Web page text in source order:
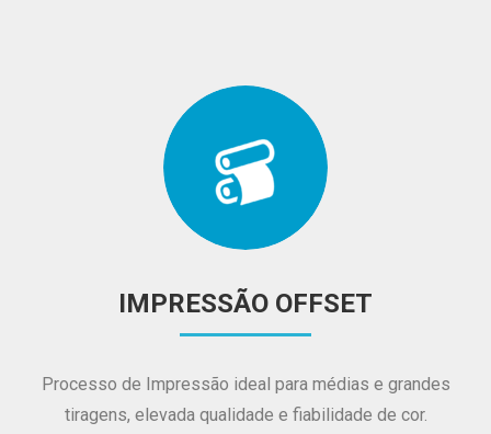
IMPRESSÃO OFFSET
Processo de Impressão ideal para médias e grandes
tiragens, elevada qualidade e fiabilidade de cor.